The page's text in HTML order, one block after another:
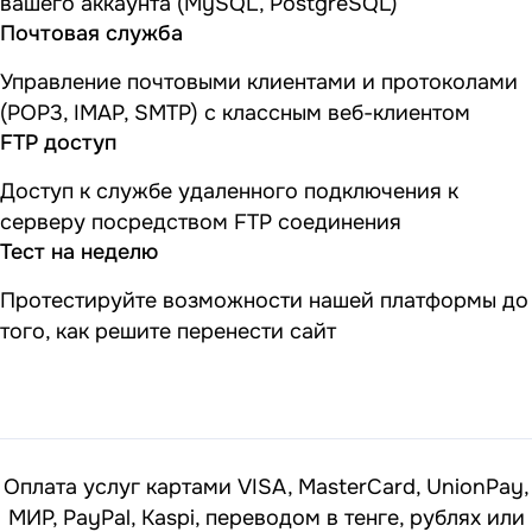
Почтовая служба
Управление почтовыми клиентами и протоколами
(POP3, IMAP, SMTP) с классным веб-клиентом
FTP доступ
Доступ к службе удаленного подключения к
серверу посредством FTP соединения
Тест на неделю
Протестируйте возможности нашей платформы до
того, как решите перенести сайт
Оплата услуг картами VISA, MasterCard, UnionPay,
МИР, PayPal, Kaspi, переводом в тенге, рублях или